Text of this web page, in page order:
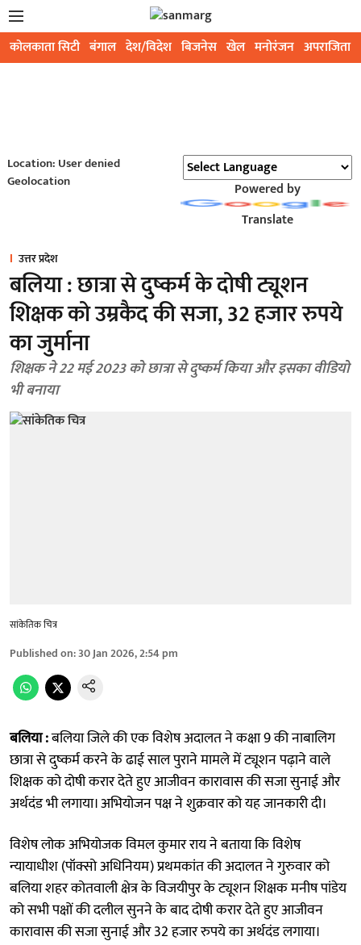
कोलकाता सिटी बंगाल देश/विदेश बिजनेस खेल मनोरंजन अपराजिता
Location: User denied
Geolocation
Powered by
Translate
उत्तर प्रदेश
बलिया : छात्रा से दुष्कर्म के दोषी ट्यूशन
शिक्षक को उम्रकैद की सजा, 32 हजार रुपये
का जुर्माना
शिक्षक ने 22 मई 2023 को छात्रा से दुष्कर्म किया और इसका वीडियो
भी बनाया
सांकेतिक चित्र
Published on:30 Jan 2026, 2:54 pm
बलिया :बलिया जिले की एक विशेष अदालत ने कक्षा 9 की नाबालिग
छात्रा से दुष्कर्म करने के ढाई साल पुराने मामले में ट्यूशन पढ़ाने वाले
शिक्षक को दोषी करार देते हुए आजीवन कारावास की सजा सुनाई और
अर्थदंड भी लगाया। अभियोजन पक्ष ने शुक्रवार को यह जानकारी दी।
विशेष लोक अभियोजक विमल कुमार राय ने बताया कि विशेष
न्यायाधीश (पॉक्सो अधिनियम) प्रथमकांत की अदालत ने गुरुवार को
बलिया शहर कोतवाली क्षेत्र के विजयीपुर के ट्यूशन शिक्षक मनीष पांडेय
को सभी पक्षों की दलील सुनने के बाद दोषी करार देते हुए आजीवन
कारावास की सजा सुनाई और 32 हजार रुपये का अर्थदंड लगाया।